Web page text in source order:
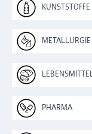
KUNSTSTOFFE
METALLURGIE
LEBENSMITTEL
PHARMA